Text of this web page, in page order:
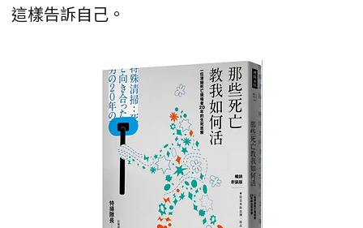
這樣告訴自己。